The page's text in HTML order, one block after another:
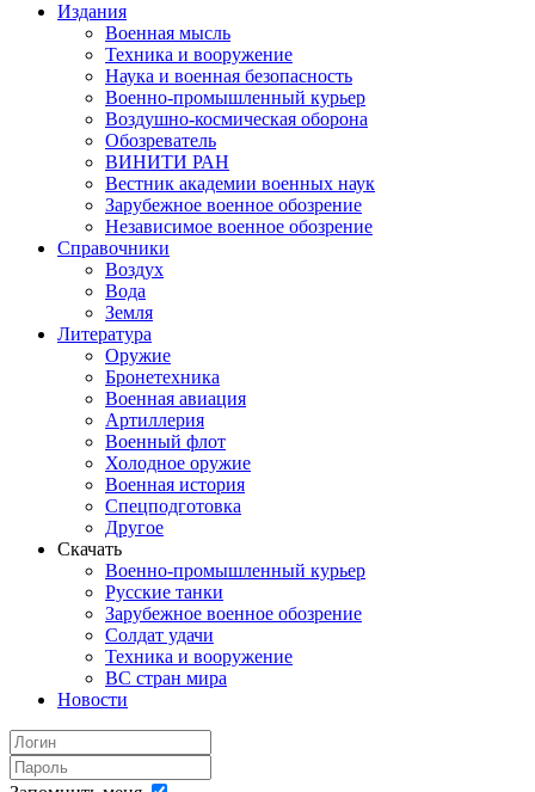
Издания
Военная мысль
Техника и вооружение
Наука и военная безопасность
Военно-промышленный курьер
Воздушно-космическая оборона
Обозреватель
ВИНИТИ РАН
Вестник академии военных наук
Зарубежное военное обозрение
Независимое военное обозрение
Справочники
Воздух
Вода
Земля
Литература
Оружие
Бронетехника
Военная авиация
Артиллерия
Военный флот
Холодное оружие
Военная история
Спецподготовка
Другое
Скачать
Военно-промышленный курьер
Русские танки
Зарубежное военное обозрение
Солдат удачи
Техника и вооружение
ВС стран мира
Новости